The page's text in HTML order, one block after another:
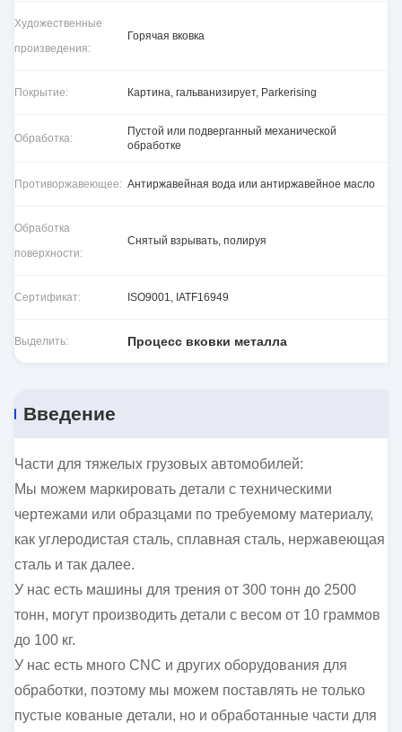
Художественные
произведения:
Горячая вковка
Покрытие: Картина, гальванизирует, Parkerising
Обработка:
Пустой или подверганный механической
обработке
Противоржавеющее: Антиржавейная вода или антиржавейное масло
Обработка
поверхности:
Снятый взрывать, полируя
Сертификат: ISO9001, IATF16949
Выделить: Процесс вковки металла
Введение
Части для тяжелых грузовых автомобилей:
Мы можем маркировать детали с техническими
чертежами или образцами по требуемому материалу,
как углеродистая сталь, сплавная сталь, нержавеющая
сталь и так далее.
У нас есть машины для трения от 300 тонн до 2500
тонн, могут производить детали с весом от 10 граммов
до 100 кг.
У нас есть много CNC и других оборудования для
обработки, поэтому мы можем поставлять не только
пустые кованые детали, но и обработанные части для